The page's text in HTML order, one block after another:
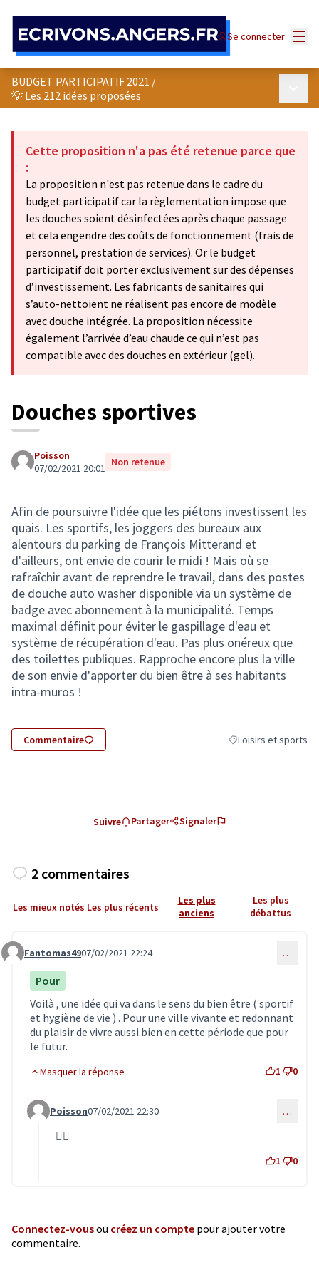
Se connecter
BUDGET PARTICIPATIF 2021 /
💡 Les 212 idées proposées
Cette proposition n'a pas été retenue parce que
:
La proposition n'est pas retenue dans le cadre du
budget participatif car la règlementation impose que
les douches soient désinfectées après chaque passage
et cela engendre des coûts de fonctionnement (frais de
personnel, prestation de services). Or le budget
participatif doit porter exclusivement sur des dépenses
d’investissement. Les fabricants de sanitaires qui
s’auto-nettoient ne réalisent pas encore de modèle
avec douche intégrée. La proposition nécessite
également l’arrivée d’eau chaude ce qui n’est pas
compatible avec des douches en extérieur (gel).
Douches sportives
Poisson
07/02/2021 20:01 Non retenue
Afin de poursuivre l'idée que les piétons investissent les
quais. Les sportifs, les joggers des bureaux aux
alentours du parking de François Mitterand et
d'ailleurs, ont envie de courir le midi ! Mais où se
rafraîchir avant de reprendre le travail, dans des postes
de douche auto washer disponible via un système de
badge avec abonnement à la municipalité. Temps
maximal définit pour éviter le gaspillage d'eau et
système de récupération d'eau. Pas plus onéreux que
des toilettes publiques. Rapproche encore plus la ville
de son envie d'apporter du bien être à ses habitants
intra-muros !
Commentaire Filtrer les résultats
Loisirs et sports
Suivre Partager Signaler
2 commentaires
Les mieux notés Les plus récents
Les plus
anciens
Les plus
débattus
Commentaire 2681
Fantomas4907/02/2021 22:24 …
Pour
Voilà , une idée qui va dans le sens du bien être ( sportif
et hygiène de vie ) . Pour une ville vivante et redonnant
du plaisir de vivre aussi.bien en cette période que pour
le futur.
Masquer la réponse 1 0
Commentaire 2682 (réponse au commentaire 2681)
Poisson07/02/2021 22:30 …
👍🏽
1 0
Connectez-vousou créez un compte pour ajouter votre
commentaire.